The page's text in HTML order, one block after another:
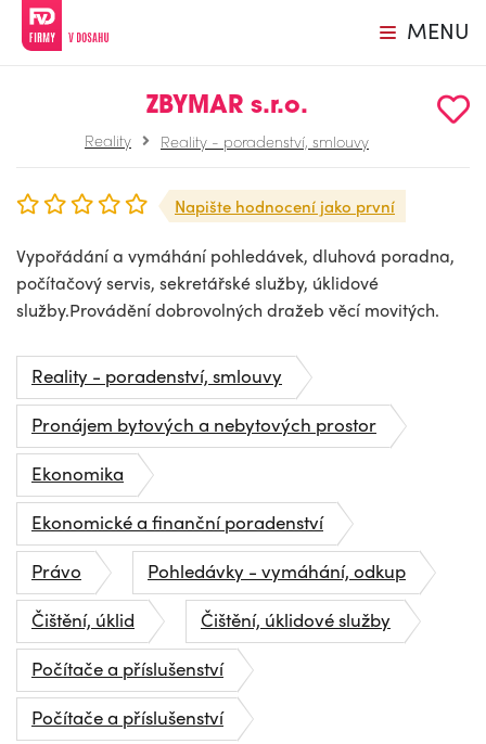
MENU
ZBYMAR s.r.o.
Reality Reality - poradenství, smlouvy
Napište hodnocení jako první
Vypořádání a vymáhání pohledávek, dluhová poradna,
počítačový servis, sekretářské služby, úklidové
služby.Provádění dobrovolných dražeb věcí movitých.
Reality - poradenství, smlouvy
Pronájem bytových a nebytových prostor
Ekonomika
Ekonomické a finanční poradenství
Právo
Pohledávky - vymáhání, odkup
Čištění, úklid
Čištění, úklidové služby
Počítače a příslušenství
Počítače a příslušenství